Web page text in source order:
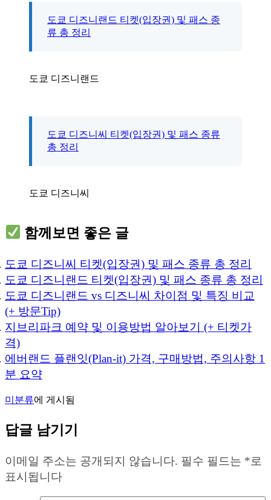
도쿄 디즈니랜드 티켓(입장권) 및 패스 종
류 총 정리
도쿄 디즈니랜드
도쿄 디즈니씨 티켓(입장권) 및 패스 종류
총 정리
도쿄 디즈니씨
함께보면 좋은 글
도쿄 디즈니씨 티켓(입장권) 및 패스 종류 총 정리
도쿄 디즈니랜드 티켓(입장권) 및 패스 종류 총 정리
도쿄 디즈니랜드 vs 디즈니씨 차이점 및 특징 비교
(+ 방문Tip)
지브리파크 예약 및 이용방법 알아보기 (+ 티켓가
격)
에버랜드 플랜잇(Plan-it) 가격, 구매방법, 주의사항 1
분 요약
미분류에 게시됨
답글 남기기
이메일 주소는 공개되지 않습니다. 필수 필드는 *로
표시됩니다